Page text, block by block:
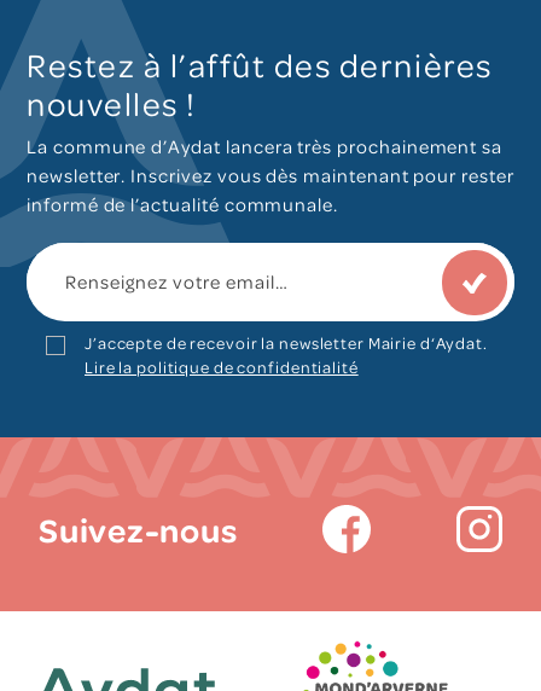
Restez à l’affût des dernières
nouvelles !
La commune d’Aydat lancera très prochainement sa
newsletter. Inscrivez vous dès maintenant pour rester
informé de l’actualité communale.
J’accepte de recevoir la newsletter Mairie d‘Aydat.
Lire la politique de confidentialité
Suivez-nous